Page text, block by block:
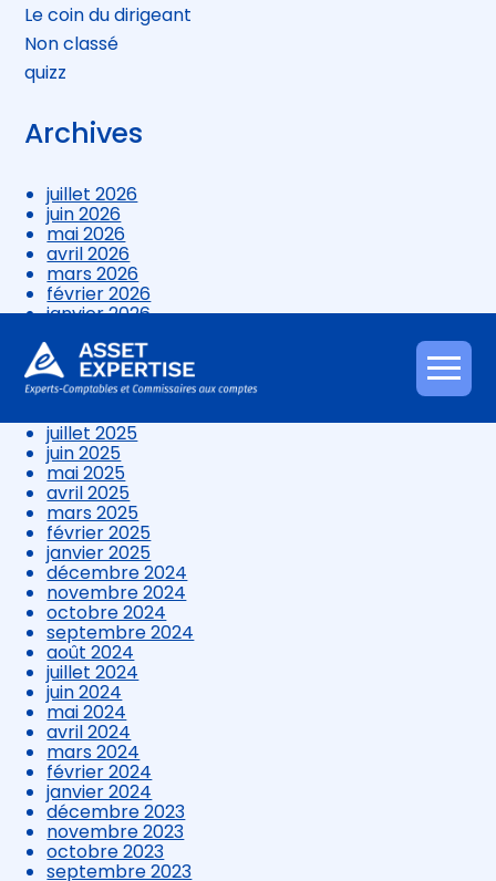
Aller
au
Le coin du dirigeant
Non classé
quizz
Archives
juillet 2026
juin 2026
mai 2026
avril 2026
mars 2026
février 2026
janvier 2026
novembre 2025
octobre 2025
septembre 2025
juillet 2025
juin 2025
mai 2025
avril 2025
mars 2025
février 2025
janvier 2025
décembre 2024
novembre 2024
octobre 2024
septembre 2024
août 2024
juillet 2024
juin 2024
mai 2024
avril 2024
mars 2024
février 2024
janvier 2024
décembre 2023
novembre 2023
octobre 2023
septembre 2023